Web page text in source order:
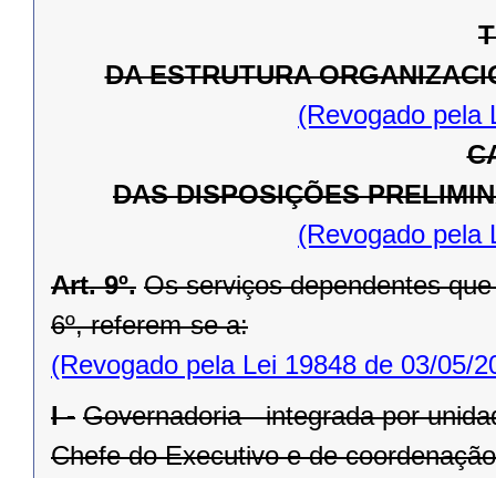
DA ESTRUTURA
(Revogado pela
DAS DISPOSIÇÕES
(Revogado pela
Art. 9º. Os serviços dependentes
6º, referem-se a:
(Revogado pela Lei 19848 de 03/05/
I - Governadoria - integrada por
Chefe do Executivo e de